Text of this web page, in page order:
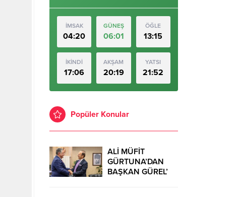
İMSAK
04:20
GÜNEŞ
06:01
ÖĞLE
13:15
İKİNDİ
17:06
AKŞAM
20:19
YATSI
21:52
Popüler Konular
ALİ MÜFİT
GÜRTUNA’DAN
BAŞKAN GÜREL’